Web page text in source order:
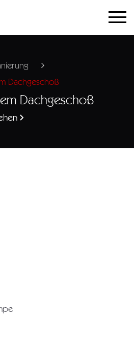
Dachgeschoß
Dachgeschoß